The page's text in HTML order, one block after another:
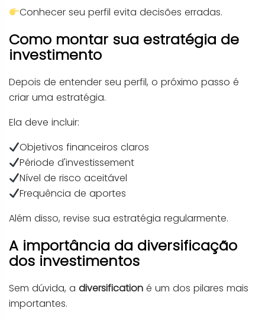
Conhecer seu perfil evita decisões erradas.
Como montar sua estratégia de
investimento
Depois de entender seu perfil, o próximo passo é
criar uma estratégia.
Ela deve incluir:
Objetivos financeiros claros
Période d'investissement
Nível de risco aceitável
Frequência de aportes
Além disso, revise sua estratégia regularmente.
A importância da diversificação
dos investimentos
Sem dúvida, a diversification é um dos pilares mais
importantes.